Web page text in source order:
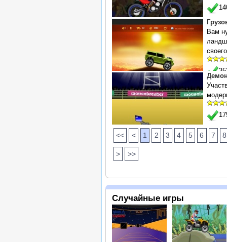
Вам
<< < 1 2 3 4 5 6 7 8
> >>
Случайные игры